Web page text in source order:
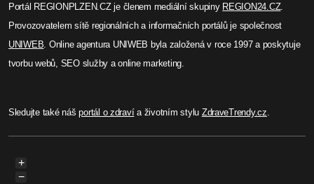
Portál REGIONPLZEN.CZ je členem mediální skupiny REGION24.CZ.
Provozovatelem sítě regionálních a informačních portálů je společnost
UNIWEB. Online agentura UNIWEB byla založená v roce 1997 a poskytuje
tvorbu webů, SEO služby a online marketing.
Sledujte také nášportál o zdravía životním stylu ZdraveTrendy.cz.
+
−